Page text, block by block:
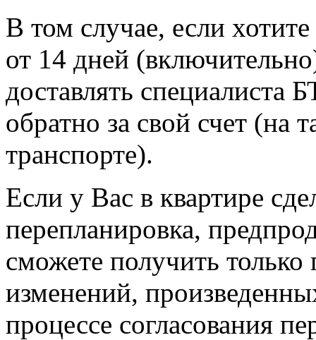
В том случае, если
от 14 дней
доставлять специалиста
обратно за свой счет (на
транспорте).
Если у Вас в квартире
перепланировка,
сможете получить только
изменений,
процессе согласования